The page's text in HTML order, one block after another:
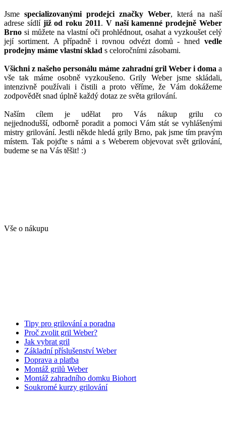
Jsme specializovanými prodejci značky Weber, která na naší
adrese sídlí již od roku 2011. V naší kamenné prodejně Weber
Brno si můžete na vlastní oči prohlédnout, osahat a vyzkoušet celý
její sortiment. A případně i rovnou odvézt domů - hned vedle
prodejny máme vlastní sklad s celoročními zásobami.
Všichni z našeho personálu máme zahradní gril Weber i doma a
vše tak máme osobně vyzkoušeno. Grily Weber jsme skládali,
intenzivně používali i čistili a proto věříme, že Vám dokážeme
zodpovědět snad úplně každý dotaz ze světa grilování.
Naším cílem je udělat pro Vás nákup grilu co
nejjednodušší, odborně poradit a pomoci Vám stát se vyhlášenými
mistry grilování. Jestli někde hledá grily Brno, pak jsme tím pravým
místem. Tak pojďte s námi a s Weberem objevovat svět grilování,
budeme se na Vás těšit! :)
Vše o nákupu
Tipy pro grilování a poradna
Proč zvolit gril Weber?
Jak vybrat gril
Základní příslušenství Weber
Doprava a platba
Montáž grilů Weber
Montáž zahradního domku Biohort
Soukromé kurzy grilování